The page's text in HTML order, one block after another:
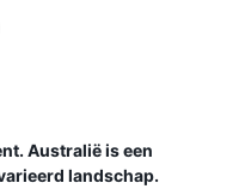
Australië is een
landschap.